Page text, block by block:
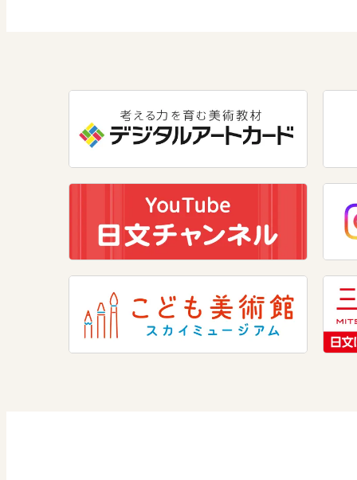
美術
道徳